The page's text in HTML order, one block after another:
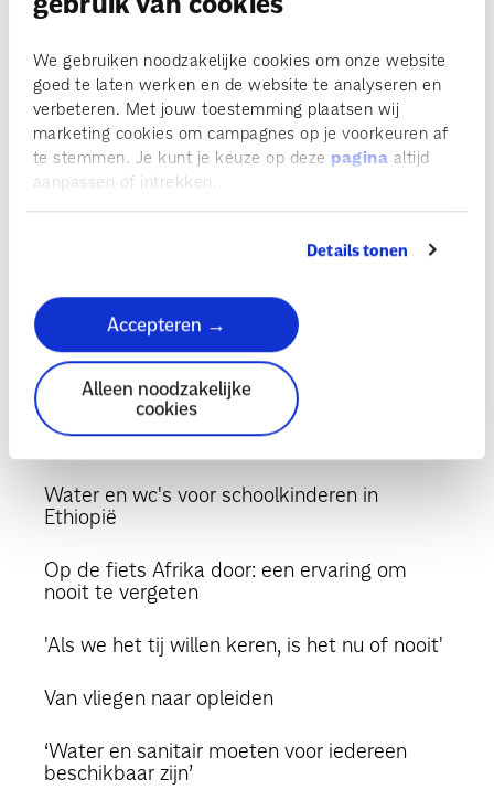
We gebruiken noodzakelijke cookies om onze website
goed te laten werken en de website te analyseren en
verbeteren. Met jouw toestemming plaatsen wij
marketing cookies om campagnes op je voorkeuren af
te stemmen. Je kunt je keuze op deze pagina altijd
aanpassen of intrekken.
Details tonen
Accepteren →
Alleen noodzakelijke
cookies
Amref-ambassadeur Sosha Duysker: ‘Je kan
altijd iets doen!’
Sosha Duysker is onze nieuwe ambassadeur!
Eerste boorgat in project WaterStarters is
De bergen door voor het goede doel
‘In mijn kliniek in Kenia kunnen we nu betere
zorg bieden'
Amref-ambassadeur Saskia Noort krijgt
koninklijke onderscheiding
Water en wc's voor schoolkinderen in
Ethiopië
Op de fiets Afrika door: een ervaring om
nooit te vergeten
'Als we het tij willen keren, is het nu of nooit'
Van vliegen naar opleiden
‘Water en sanitair moeten voor iedereen
beschikbaar zijn’